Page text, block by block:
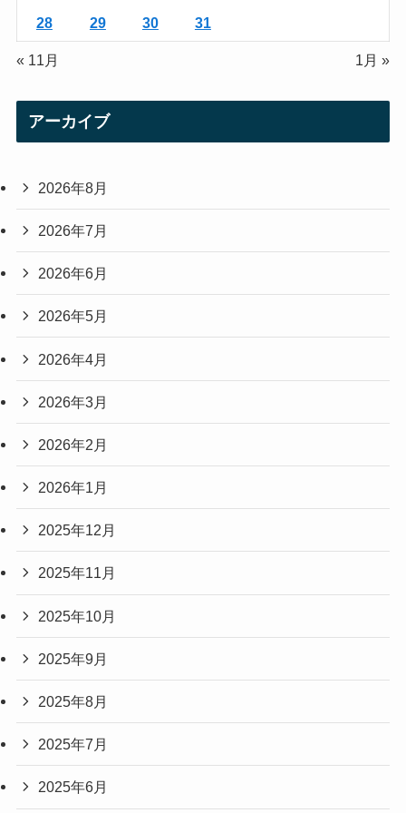
28 29 30 31
« 11月 1月 »
アーカイブ
2026年8月
2026年7月
2026年6月
2026年5月
2026年4月
2026年3月
2026年2月
2026年1月
2025年12月
2025年11月
2025年10月
2025年9月
2025年8月
2025年7月
2025年6月